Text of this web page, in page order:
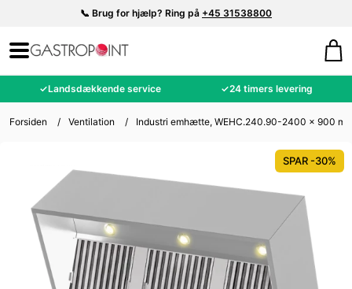
📞 Brug for hjælp? Ring på +45 31538800
✓Landsdækkende service ✓24 timers levering
Forsiden / Ventilation / Industri emhætte, WEHC.240.90-2400 x 900
SPAR -30%